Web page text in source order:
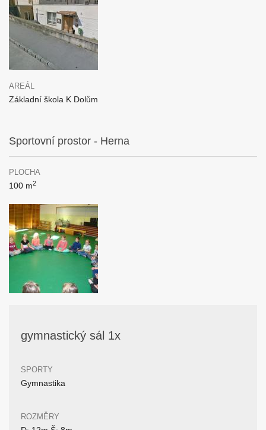
AREÁL
Základní škola K Dolům
Sportovní prostor - Herna
PLOCHA
100 m2
gymnastický sál 1x
SPORTY
Gymnastika
ROZMĚRY